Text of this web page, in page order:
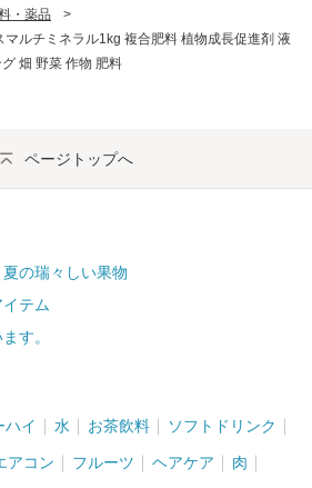
・薬品
>
ルチミネラル1kg 複合肥料 植物成長促進剤 液
畑 野菜 作物 肥料
ページトップへ
の瑞々しい果物
テム
す。
ハイ 水 お茶飲料 ソフトドリンク
アコン フルーツ ヘアケア 肉